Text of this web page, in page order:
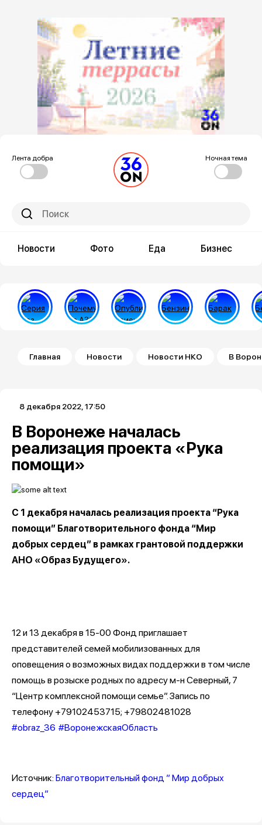
Лента добра Ночная тема
Новости Фото Еда Бизнес
Строка навигации
Главная Новости Новости НКО В
8 декабря 2022, 17:50
В Воронеже началась
реализация проекта «Рука
помощи»
С 1 декабря началась реализация проекта “Рука
помощи” Благотворительного фонда “Мир
добрых сердец” в рамках грантовой поддержки
АНО «Образ Будущего».
12 и 13 декабря в 15-00 Фонд приглашает
представителей семей мобилизованных для
оповещения о возможных видах поддержки в том числе
помощь в розыске родных по адресу м-н Северный, 7
“Центр комплексной помощи семье”. Запись по
телефону +79102453715; +79802481028
#obraz_36 #ВоронежскаяОбласть
Источник: Благотворительный фонд ” Мир добрых
сердец”